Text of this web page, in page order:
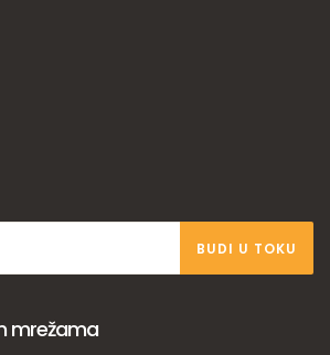
BUDI U TOKU
mrežama